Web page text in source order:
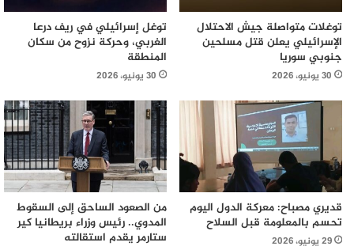
توغلات متواصلة جيش الاحتلال
الإسرائيلي يعلن قتل مسلحين
جنوبي سوريا
30 يونيو، 2026
توغل إسرائيلي في ريف درعا
الغربي، وحركة نزوح من سكان
المنطقة
30 يونيو، 2026
قديري مصباح: معركة الدول اليوم
تحسم بالمعلومة قبل السلاح
29 يونيو، 2026
من الصعود الساحق إلى السقوط
المدوي.. رئيس وزراء بريطانيا كير
ستارمر يقدم استقالته